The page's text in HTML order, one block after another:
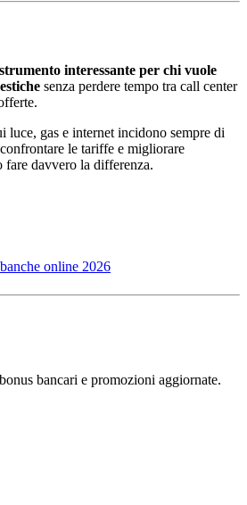
interessante per chi vuole
senza perdere tempo tra call center
luce, gas e internet incidono sempre di
le tariffe e migliorare
fare davvero la differenza.
online 2026
bancari e promozioni aggiornate.